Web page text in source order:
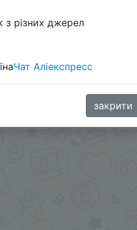
:) Скидкой
запись и потом
QAJcbE
різних джерел
Чат Аліекспресс
закрити